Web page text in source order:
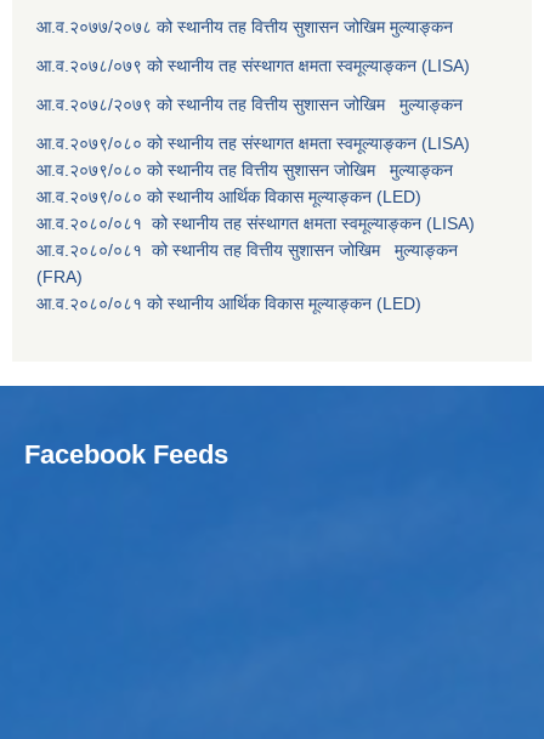
आ.व.२०७७/२०७८ को स्थानीय तह वित्तीय सुशासन जोखिम मुल्याङ्कन
आ.व.२०७८/०७९ को स्थानीय तह संस्थागत क्षमता स्वमूल्याङ्कन (LISA)
आ.व.२०७८/२०७९ को स्थानीय तह वित्तीय सुशासन जोखिम मुल्याङ्कन
आ.व.२०७९/०८० को स्थानीय तह संस्थागत क्षमता स्वमूल्याङ्कन (LISA)
आ.व.२०७९/०८० को स्थानीय तह वित्तीय सुशासन जोखिम मुल्याङ्कन
आ.व.२०७९/०८० को स्थानीय आर्थिक विकास मूल्याङ्कन (LED)
आ.व.२०८०/०८१ को स्थानीय तह संस्थागत क्षमता स्वमूल्याङ्कन (LISA)
आ.व.२०८०/०८१ को स्थानीय तह वित्तीय सुशासन जोखिम मुल्याङ्कन
(FRA)
आ.व.२०८०/०८१ को स्थानीय आर्थिक विकास मूल्याङ्कन (LED)
Facebook Feeds